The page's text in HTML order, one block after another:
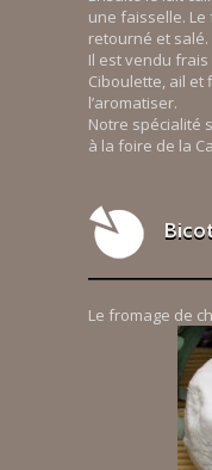
une faisselle. Le
retourné et salé.
Il est vendu
Ciboulette, ail
l’aromatiser.
Notre spécialité
à la foire de la
Le fromage de